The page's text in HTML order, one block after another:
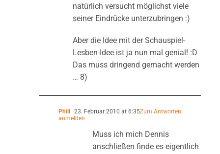
natürlich versucht möglichst viele
seiner Eindrücke unterzubringen :)
Aber die Idee mit der Schauspiel-
Lesben-Idee ist ja nun mal genial! :D
Das muss dringend gemacht werden
… 8)
Phill 23. Februar 2010 at 6:35Zum Antworten
anmelden
Muss ich mich Dennis
anschließen finde es eigentlich